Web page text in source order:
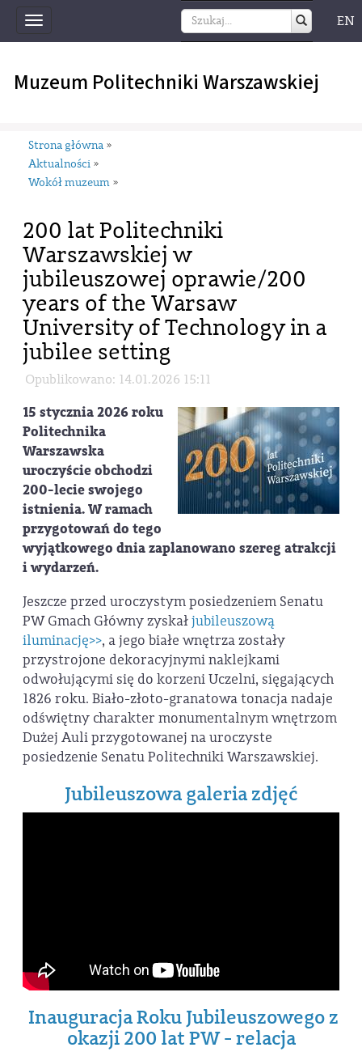
Toggle
navigation
EN
Muzeum Politechniki Warszawskiej
Strona główna »
Aktualności »
Wokół muzeum »
200 lat Politechniki
Warszawskiej w
jubileuszowej oprawie/200
years of the Warsaw
University of Technology in a
jubilee setting
Opublikowano: 14.01.2026 15:11
15 stycznia 2026 roku
Politechnika
Warszawska
uroczyście obchodzi
200-lecie swojego
istnienia. W ramach
przygotowań do tego
wyjątkowego dnia zaplanowano szereg atrakcji
i wydarzeń.
Jeszcze przed uroczystym posiedzeniem Senatu
PW Gmach Główny zyskałjubileuszową
iluminację>>, a jego białe wnętrza zostały
przystrojone dekoracyjnymi naklejkami
odwołującymi się do korzeni Uczelni, sięgających
1826 roku. Biało-złoto-granatowa tonacja nadaje
odświętny charakter monumentalnym wnętrzom
Dużej Auli przygotowanej na uroczyste
posiedzenie Senatu Politechniki Warszawskiej.
Jubileuszowa galeria zdjęć
Inauguracja Roku Jubileuszowego z
okazji 200 lat PW - relacja